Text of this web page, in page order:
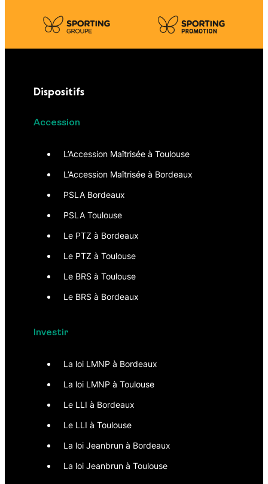
Dispositifs
Accession
L’Accession Maîtrisée à Toulouse
L’Accession Maîtrisée à Bordeaux
PSLA Bordeaux
PSLA Toulouse
Le PTZ à Bordeaux
Le PTZ à Toulouse
Le BRS à Toulouse
Le BRS à Bordeaux
Investir
La loi LMNP à Bordeaux
La loi LMNP à Toulouse
Le LLI à Bordeaux
Le LLI à Toulouse
La loi Jeanbrun à Bordeaux
La loi Jeanbrun à Toulouse